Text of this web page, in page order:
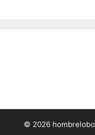
© 2026 hombrelobo